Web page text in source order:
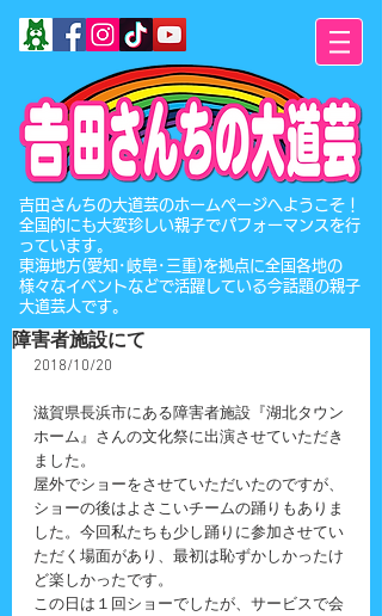
​吉田さんちの大道芸のホームページへようこそ！
全国的にも大変珍しい親子でパフォーマンスを行
っています。
東海地方(愛知･岐阜･三重)を拠点に全国各地の
様々なイベントなどで活躍している今話題の親子
大道芸人です。
障害者施設にて
2018/10/20
滋賀県長浜市にある障害者施設『湖北タウン
ホーム』さんの文化祭に出演させていただき
ました。
屋外でショーをさせていただいたのですが、
ショーの後はよさこいチームの踊りもありま
した。今回私たちも少し踊りに参加させてい
ただく場面があり、最初は恥ずかしかったけ
ど楽しかったです。
この日は１回ショーでしたが、サービスで会